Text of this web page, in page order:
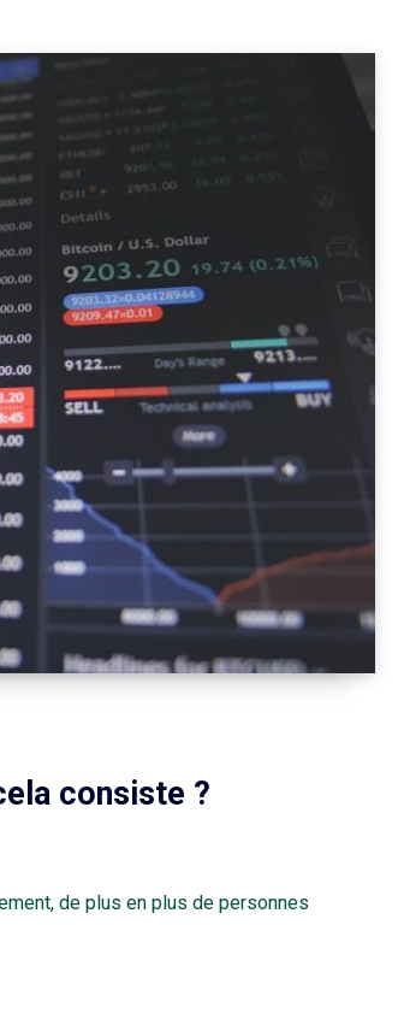
consiste ?
de plus en plus de personnes